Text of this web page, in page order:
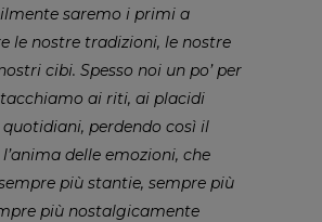
saremo i primi a
le nostre tradizioni, le nostre
cibi. Spesso noi un po’ per
ai riti, ai placidi
perdendo così il
delle emozioni, che
più stantie, sempre più
più nostalgicamente